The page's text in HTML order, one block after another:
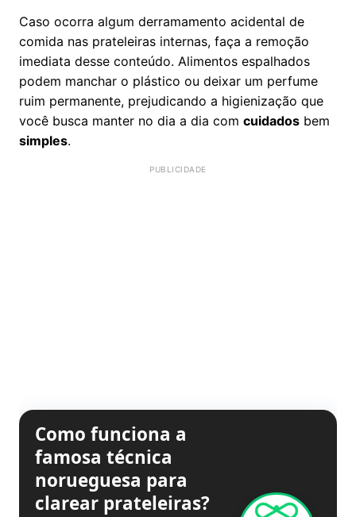
Caso ocorra algum derramamento acidental de
comida nas prateleiras internas, faça a remoção
imediata desse conteúdo. Alimentos espalhados
podem manchar o plástico ou deixar um perfume
ruim permanente, prejudicando a higienização que
você busca manter no dia a dia com cuidados bem
simples.
Como funciona a
famosa técnica
norueguesa para
clarear prateleiras?